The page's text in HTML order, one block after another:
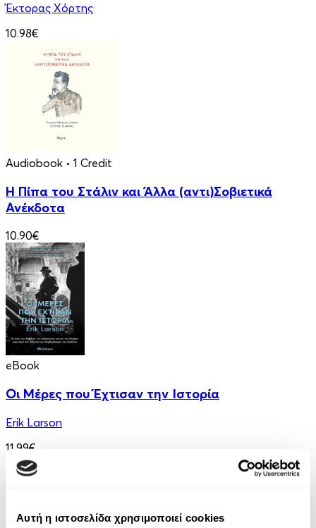
Αυτή η ιστοσελίδα χρησιμοποιεί cookies
Έκτορας Χόρτης
10.98€
Audiobook • 1 Credit
Η Πίπα του Στάλιν και Άλλα (αντι)Σοβιετικά
Ανέκδοτα
10.90€
eBook
Οι Μέρες που Έχτισαν την Ιστορία
Erik Larson
11.99€